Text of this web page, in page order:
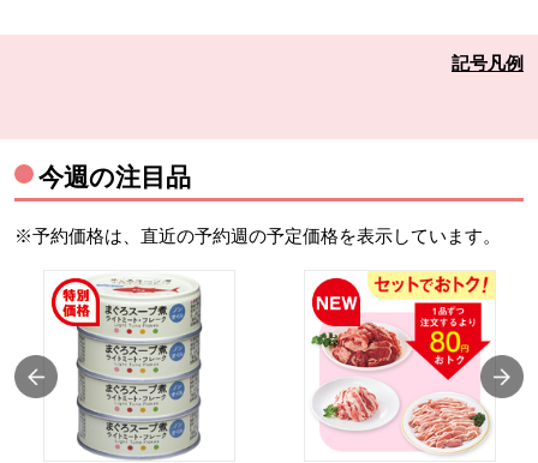
記号凡例
今週の注目品
※予約価格は、直近の予約週の予定価格を表示しています。